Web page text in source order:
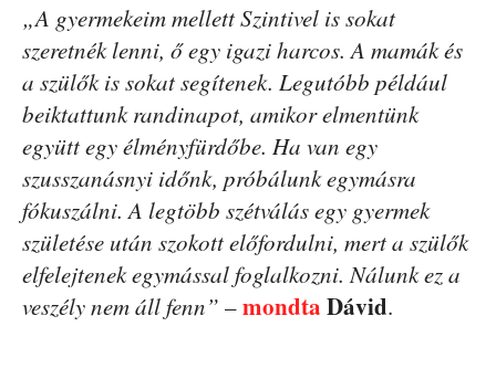
„A gyermekeim mellett Szintivel is sokat
szeretnék lenni, ő egy igazi harcos. A mamák és
a szülők is sokat segítenek. Legutóbb például
beiktattunk randinapot, amikor elmentünk
együtt egy élményfürdőbe. Ha van egy
szusszanásnyi időnk, próbálunk egymásra
fókuszálni. A legtöbb szétválás egy gyermek
születése után szokott előfordulni, mert a szülők
elfelejtenek egymással foglalkozni. Nálunk ez a
veszély nem áll fenn” –mondta Dávid.